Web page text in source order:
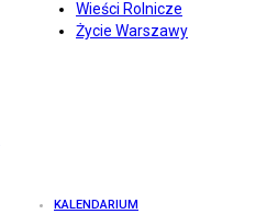
Wieści Rolnicze
Życie Warszawy
KALENDARIUM